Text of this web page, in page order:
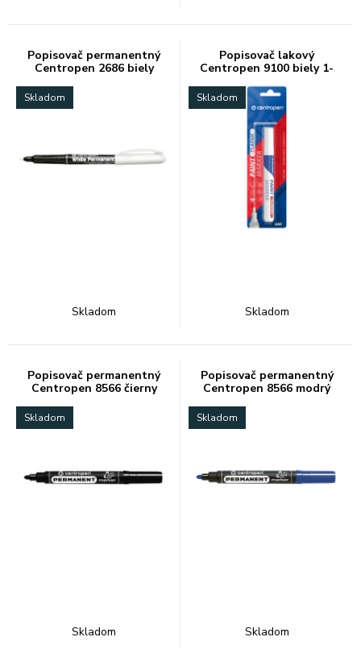
Popisovač permanentný
Centropen 2686 biely
Skladom
Skladom
Popisovač lakový
Centropen 9100 biely 1-
Skladom
Skladom
Popisovač permanentný
Centropen 8566 čierny
Skladom
Skladom
Popisovač permanentný
Centropen 8566 modrý
Skladom
Skladom